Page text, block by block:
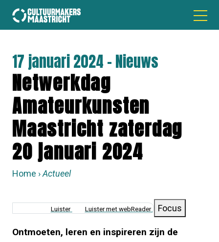
17 januari 2024 - Nieuws
Netwerkdag
Amateurkunsten
Maastricht zaterdag
20 januari 2024
KRUIMELPAD
Home Actueel
Luister Luister met webReader Focus
Ontmoeten, leren en inspireren zijn de